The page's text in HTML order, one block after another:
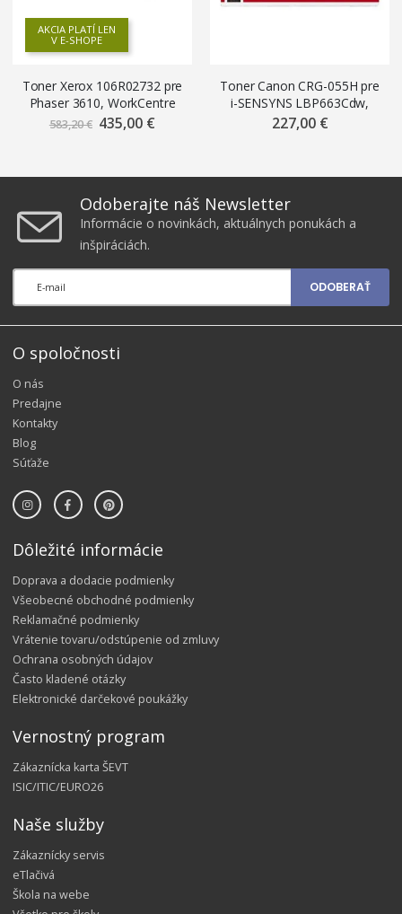
AKCIA PLATÍ LEN
V E-SHOPE
Toner Xerox 106R02732 pre
Phaser 3610, WorkCentre
3615 (25.300 str.)
583,20 € Znížená
cena
435,00 €
Toner Canon CRG-055H pre
i-SENSYNS LBP663Cdw,
MF742Cdw (5.900 str.) Yellow
227,00 €
Odoberajte náš Newsletter
Informácie o novinkách, aktuálnych ponukách a
inšpiráciách.
ODOBERAŤ
O spoločnosti
O nás
Predajne
Kontakty
Blog
Súťaže
Dôležité informácie
Doprava a dodacie podmienky
Všeobecné obchodné podmienky
Reklamačné podmienky
Vrátenie tovaru/odstúpenie od zmluvy
Ochrana osobných údajov
Často kladené otázky
Elektronické darčekové poukážky
Vernostný program
Zákaznícka karta ŠEVT
ISIC/ITIC/EURO26
Naše služby
Zákaznícky servis
eTlačivá
Škola na webe